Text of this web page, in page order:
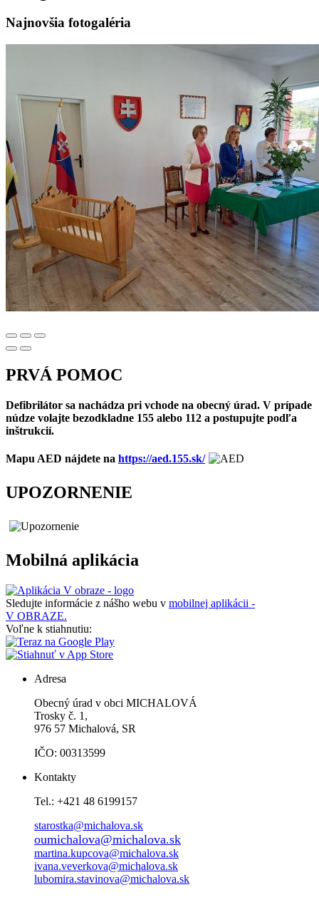
Najnovšia fotogaléria
PRVÁ POMOC
Defibrilátor sa nachádza pri vchode na obecný úrad. V prípade
núdze volajte bezodkladne 155 alebo 112 a postupujte podľa
inštrukcií.
Mapu AED nájdete na https://aed.155.sk/
UPOZORNENIE
Mobilná aplikácia
Sledujte informácie z nášho webu v mobilnej aplikácii -
V OBRAZE.
Voľne k stiahnutiu:
Adresa
Obecný úrad v obci MICHALOVÁ
Trosky č. 1,
976 57 Michalová, SR
IČO: 00313599
Kontakty
Tel.: +421 48 6199157
starostka@michalova.sk
oumichalova@michalova.sk
martina.kupcova@michalova.sk
ivana.veverkova@michalova.sk
lubomira.stavinova@michalova.sk